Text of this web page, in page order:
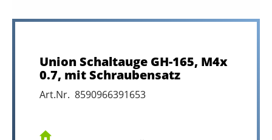
Union Schaltauge GH-165, M4x
0.7, mit Schraubensatz
Art.Nr. 8590966391653